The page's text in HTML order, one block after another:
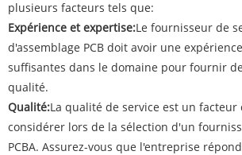
plusieurs facteurs tels que:
Expérience et expertise:Le fournisseur de
d'assemblage PCB doit avoir une
suffisantes dans le domaine pour fournir
qualité.
Qualité:La qualité de service est un facteur
considérer lors de la sélection d'un
PCBA. Assurez-vous que l'entreprise